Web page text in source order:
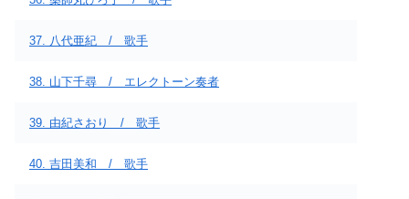
37. 八代亜紀 / 歌手
38. 山下千尋 / エレクトーン奏者
39. 由紀さおり / 歌手
40. 吉田美和 / 歌手